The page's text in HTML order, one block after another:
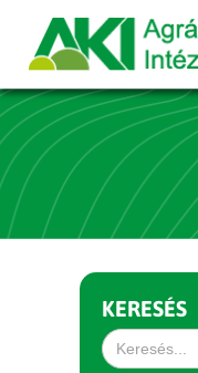
KERESÉS
Search
for: